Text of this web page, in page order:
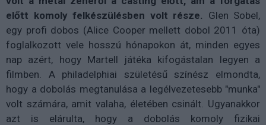
előtt komoly felkészülésben volt része. Glen Sobel,
egy profi dobos (Alice Cooper mellett dobol 2011 óta)
foglalkozott vele hosszú hónapokon át, minden egyes
nap azért, hogy Martell játéka kifogástalan legyen a
filmben. A philadelphiai születésű színész elmondta,
hogy a dobolás megtanulása a legélvezetesebb "munka"
volt számára, amit valaha, életében csinált. Ugyanakkor
azt is elárulta, hogy a dobolás komoly fizikai